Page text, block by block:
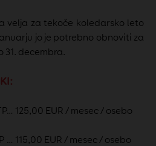
velja za tekoče koledarsko leto
jo je potrebno obnoviti za
31. decembra.
125,00 EUR / mesec / osebo
… 115,00 EUR / mesec / osebo